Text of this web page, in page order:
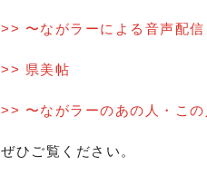
>> 〜ながラーによる音声配信
>> 県美帖
>> 〜ながラーのあの人・こ
ぜひご覧ください。